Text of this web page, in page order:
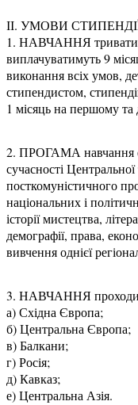
ІІ. УМОВИ
1. НАВЧАННЯ
виплачуватимуть 9
виконання всіх умов,
стипендистом,
1 місяць на першому та
2. ПРОГАМА навчання
сучасності
посткомуністичного
національних і
історії мистецтва,
демографії, права,
вивчення однієї
3. НАВЧАННЯ
а) Східна Європа;
б) Центральна Європа;
в) Балкани;
г) Росія;
д) Кавказ;
е) Центральна Азія.